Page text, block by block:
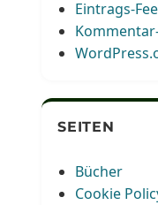
Eintrags-
SEITEN
Bücher
Cookie